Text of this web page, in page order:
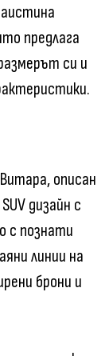
предлага
си и
описан
дизайн с
с познати
линии на
брони и